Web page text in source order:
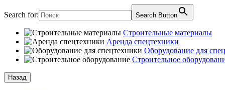
Search for: Search Button
Строительные материалы
Аренда спецтехники
Оборудование для
Строительное
Назад